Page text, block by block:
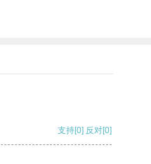
支持[0] 反对[0]